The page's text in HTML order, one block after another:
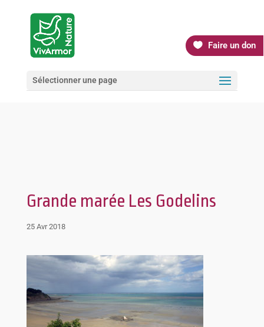
Faire un don
Sélectionner une page
Grande marée Les Godelins
25 Avr 2018